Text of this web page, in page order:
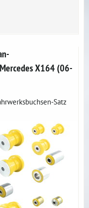
X164 (06-
Satz